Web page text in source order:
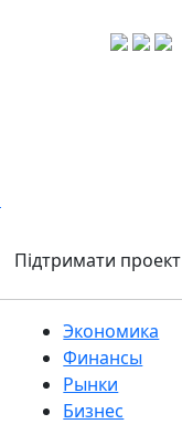
Підтримати проект
Экономика
Финансы
Рынки
Бизнес